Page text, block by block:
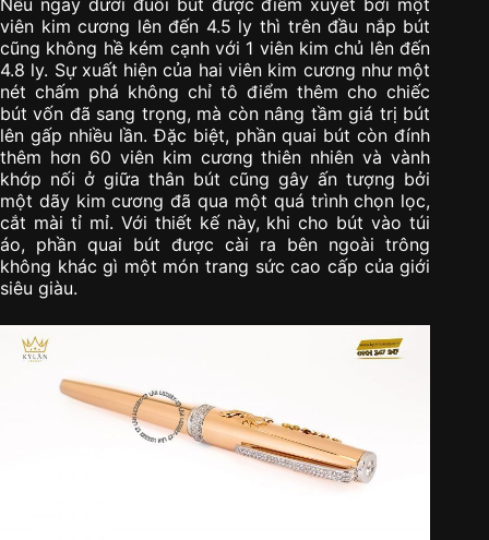
Nếu ngay dưới đuôi bút được điểm xuyết bởi một
viên kim cương lên đến 4.5 ly thì trên đầu nắp bút
cũng không hề kém cạnh với 1 viên kim chủ lên đến
4.8 ly. Sự xuất hiện của hai viên kim cương như một
nét chấm phá không chỉ tô điểm thêm cho chiếc
bút vốn đã sang trọng, mà còn nâng tầm giá trị bút
lên gấp nhiều lần. Đặc biệt, phần quai bút còn đính
thêm hơn 60 viên kim cương thiên nhiên và vành
khớp nối ở giữa thân bút cũng gây ấn tượng bởi
một dãy kim cương đã qua một quá trình chọn lọc,
cắt mài tỉ mỉ. Với thiết kế này, khi cho bút vào túi
áo, phần quai bút được cài ra bên ngoài trông
không khác gì một món trang sức cao cấp của giới
siêu giàu.